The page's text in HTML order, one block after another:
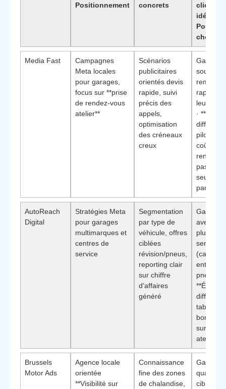
Positionnement
concrets
clients
idéaux ·
choisir
Media Fast
Campagnes
Meta locales
pour garages,
focus sur **prise
de rendez-vous
atelier**
Scénarios
publicitaires
orientés devis
rapide, suivi
précis des
appels,
optimisation
des créneaux
creux
Garages
remplir
leur
·
pilotage
coût par
rendez-
pas
par clic**
AutoReach
Digital
Stratégies Meta
pour garages
multimarques et
centres de
service
Segmentation
par type de
véhicule, offres
ciblées
révision/pneus,
reporting clair
sur chiffre
d’affaires
généré
Garages
avec
plusieurs
services
entretien,
pneus) ·
tableaux
bord
sur le
atelier**
Brussels
Motor Ads
Agence locale
orientée
**Visibilité sur
Connaissance
fine des zones
de chalandise,
Garages
quartier
ciblant